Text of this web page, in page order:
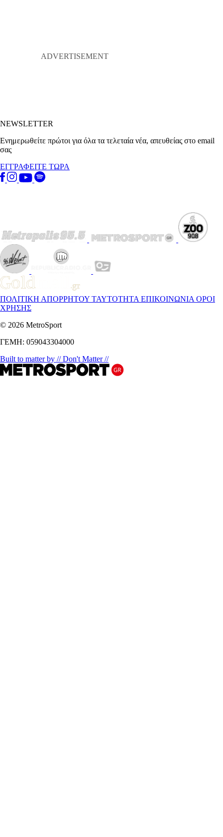
NEWSLETTER
Ενημερωθείτε πρώτοι για όλα τα τελεταία νέα, απευθείας στο email
σας
ΕΓΓΡΑΦΕΙΤΕ ΤΩΡΑ
ΠΟΛΙΤΙΚΗ ΑΠΟΡΡΗΤΟΥ ΤΑΥΤΟΤΗΤΑ ΕΠΙΚΟΙΝΩΝΙΑ ΟΡΟΙ
ΧΡΗΣΗΣ
© 2026 MetroSport
ΓΕΜΗ: 059043304000
Built to matter by // Don't Matter //